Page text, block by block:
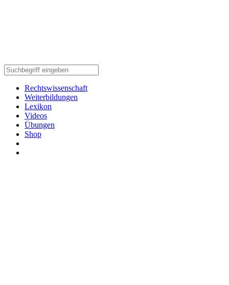
Rechtswissenschaft
Weiterbildungen
Lexikon
Videos
Übungen
Shop